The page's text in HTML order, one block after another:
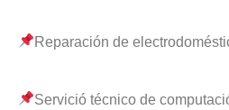
Reparación de
Servició técnico de